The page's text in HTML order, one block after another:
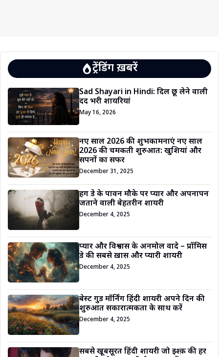
ट्रेंडिंग ख़बरें
Sad Shayari in Hindi: दिल छू लेने वाली
दर्द भरी शायरियां
May 16, 2026
नए साल 2026 की शुभकामनाएं नए साल
2026 की चमकती शुरुआत: खुशियां और
सपनों का सफर
December 31, 2025
हग डे के पावन मौके पर प्यार और अपनापन
जताने वाली बेहतरीन शायरी
December 4, 2025
प्यार और विश्वास के अनमोल वादे – प्रॉमिस
डे की सबसे ख़ास और प्यारी शायरी
December 4, 2025
बेस्ट गुड मॉर्निंग हिंदी शायरी अपने दिन की
शुरुआत सकारात्मकता के साथ करें
December 4, 2025
सबसे खूबसूरत हिंदी शायरी जो इश्क़ की हर